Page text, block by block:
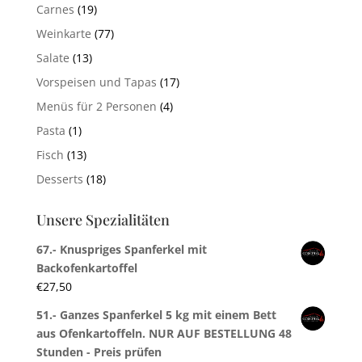
Carnes (19)
Weinkarte (77)
Salate (13)
Vorspeisen und Tapas (17)
Menüs für 2 Personen (4)
Pasta (1)
Fisch (13)
Desserts (18)
Unsere Spezialitäten
67.- Knuspriges Spanferkel mit
Backofenkartoffel
€27,50
51.- Ganzes Spanferkel 5 kg mit einem Bett
aus Ofenkartoffeln. NUR AUF BESTELLUNG 48
Stunden - Preis prüfen